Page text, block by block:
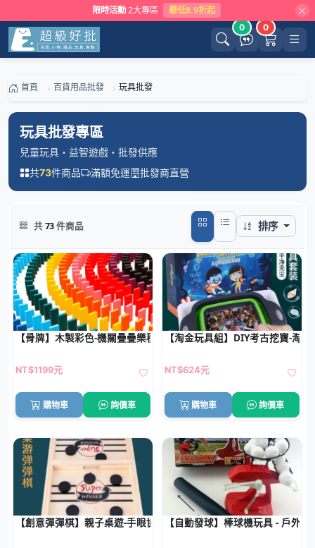
限時活動 2大專區 最低8.9折起
0 0
首頁 百貨用品批發 玩具批發
玩具批發專區
兒童玩具・益智遊戲・批發供應
共73件商品 滿額免運 批發商直營
共73件商品 排序
【骨牌】木製彩色-機關疊疊樂積木玩具 (1000片)
NT$1199元
購物車 詢價車
【淘金玩具組】DIY考古挖寶-淘
NT$624元
購物車 詢價車
【創意彈彈棋】親子桌遊-手眼協調對戰玩具【自動發球】棒球機玩具 - 戶外親